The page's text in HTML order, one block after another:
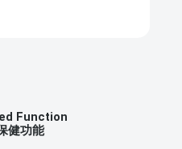
Function
健功能